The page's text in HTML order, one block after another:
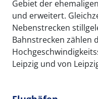
Gebiet der
und erweitert.
Nebenstrecken
Bahnstrecken zählen
Leipzig und von